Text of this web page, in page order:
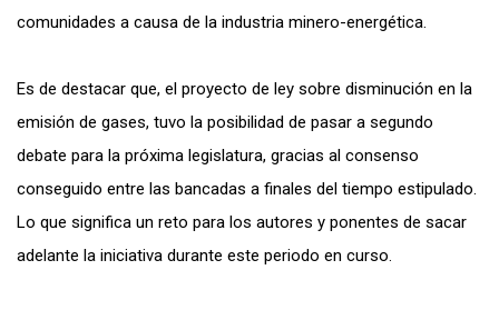
comunidades a causa de la industria minero-energética.
Es de destacar que, el proyecto de ley sobre disminución en la
emisión de gases, tuvo la posibilidad de pasar a segundo
debate para la próxima legislatura, gracias al consenso
conseguido entre las bancadas a finales del tiempo estipulado.
Lo que significa un reto para los autores y ponentes de sacar
adelante la iniciativa durante este periodo en curso.